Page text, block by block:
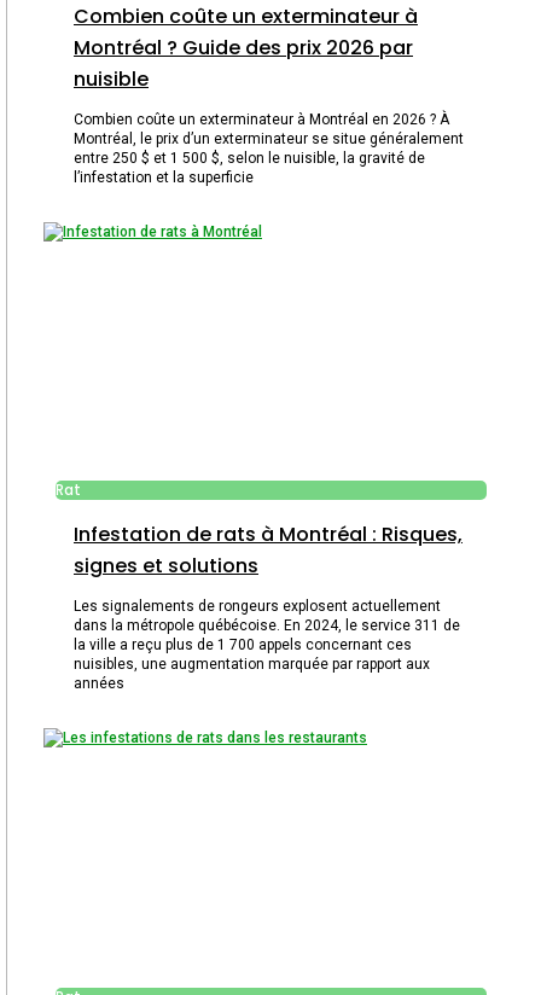
Combien coûte un exterminateur à
Montréal ? Guide des prix 2026 par
nuisible
Combien coûte un exterminateur à Montréal en 2026 ? À
Montréal, le prix d’un exterminateur se situe généralement
entre 250 $ et 1 500 $, selon le nuisible, la gravité de
l’infestation et la superficie
Rat
Infestation de rats à Montréal : Risques,
signes et solutions
Les signalements de rongeurs explosent actuellement
dans la métropole québécoise. En 2024, le service 311 de
la ville a reçu plus de 1 700 appels concernant ces
nuisibles, une augmentation marquée par rapport aux
années